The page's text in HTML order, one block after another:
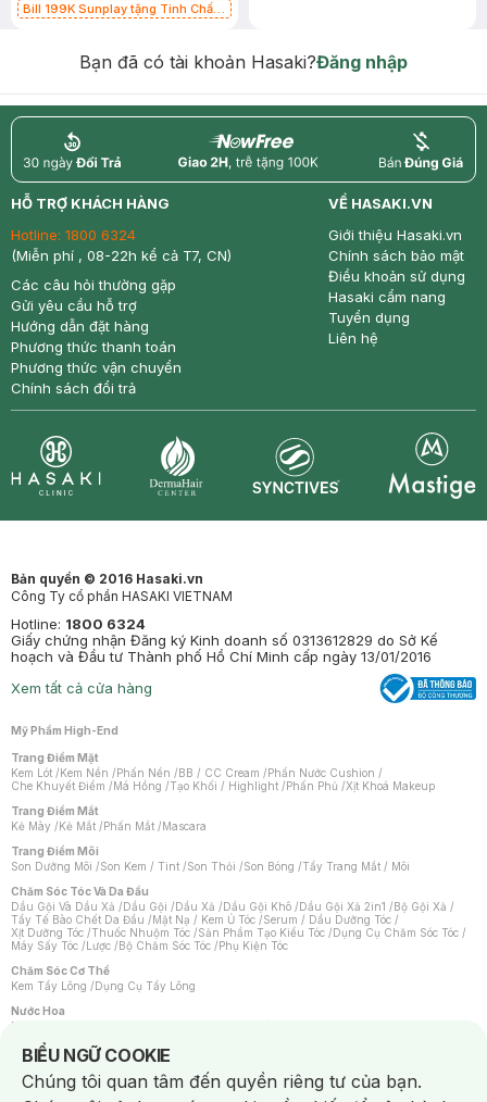
Bill 199K Sunplay tặng Tinh Chất
Bạn đã có tài khoản Hasaki?Đăng nhập
return nowfree price
HỖ TRỢ KHÁCH HÀNG
Hotline: 1800 6324
(Miễn phí , 08-22h kể cả T7, CN)
Các câu hỏi thường gặp
Gửi yêu cầu hỗ trợ
Hướng dẫn đặt hàng
Phương thức thanh toán
Phương thức vận chuyển
Chính sách đổi trả
VỀ HASAKI.VN
Giới thiệu Hasaki.vn
Chính sách bảo mật
Điều khoản sử dụng
Hasaki cẩm nang
Tuyển dụng
Liên hệ
Bản quyền © 2016 Hasaki.vn
Công Ty cổ phần HASAKI VIETNAM
Hotline: 1800 6324
Giấy chứng nhận Đăng ký Kinh doanh số 0313612829 do Sở Kế
hoạch và Đầu tư Thành phố Hồ Chí Minh cấp ngày 13/01/2016
Xem tất cả cửa hàng
Mỹ Phẩm High-End
Trang Điểm Mặt
Kem Lót /Kem Nền /Phấn Nền /BB / CC Cream /Phấn Nước Cushion /
Che Khuyết Điểm /Má Hồng /Tạo Khối / Highlight /Phấn Phủ /Xịt Khoá Makeup
Trang Điểm Mắt
Kẻ Mày /Kẻ Mắt /Phấn Mắt /Mascara
Trang Điểm Môi
Son Dưỡng Môi /Son Kem / Tint /Son Thỏi /Son Bóng /Tẩy Trang Mắt / Môi
Chăm Sóc Tóc Và Da Đầu
Dầu Gội Và Dầu Xả /Dầu Gội /Dầu Xả /Dầu Gội Khô /Dầu Gội Xả 2in1 /Bộ Gội Xả /
Tẩy Tế Bào Chết Da Đầu /Mặt Nạ / Kem Ủ Tóc /Serum / Dầu Dưỡng Tóc /
Xịt Dưỡng Tóc /Thuốc Nhuộm Tóc /Sản Phẩm Tạo Kiểu Tóc /Dụng Cụ Chăm Sóc Tóc /
Máy Sấy Tóc /Lược /Bộ Chăm Sóc Tóc /Phụ Kiện Tóc
Chăm Sóc Cơ Thể
Kem Tẩy Lông /Dụng Cụ Tẩy Lông
Nước Hoa
Nước Hoa Nữ
Chăm Sóc Cá Nhân
Chống Muỗi /Khẩu Trang /Máy Massage/Mặt Nạ Xông Hơi /Nước Rửa Tay/
Sản Phẩm Chăm Sóc Khác /Bàn Chải Đánh Răng /Bàn Chải Điện/
BIỂU NGỮ COOKIE
Notice about cookies usage
Chúng tôi quan tâm đến quyền riêng tư của bạn.